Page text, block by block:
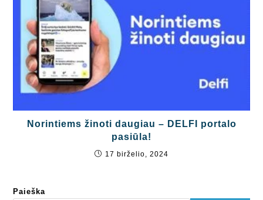
Norintiems žinoti daugiau – DELFI portalo
pasiūla!
17 birželio, 2024
Paieška